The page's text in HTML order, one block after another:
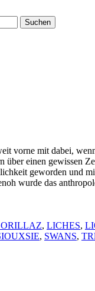
vorne mit dabei,
einen gewissen
geworden
wurde das
, LICHES,
, SWANS,